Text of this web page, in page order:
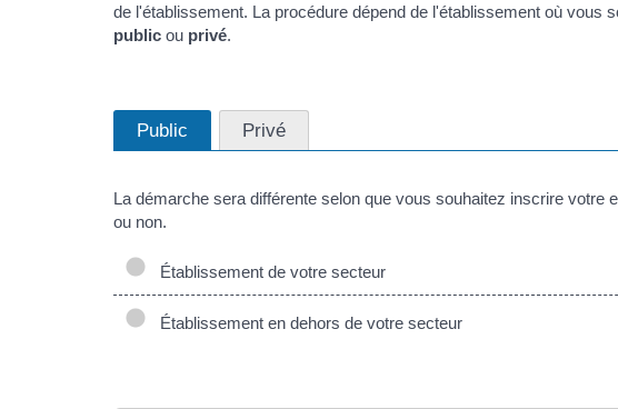
de l'établissement. La procédure dépend de l'établissement où vous
public ou privé.
Public Privé
La démarche sera différente selon que vous souhaitez inscrire votre
ou non.
Établissement de votre secteur
Établissement en dehors de votre secteur